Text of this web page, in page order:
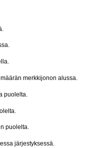
merkkijonon alussa.
puolelta.
puolelta.
järjestyksessä.